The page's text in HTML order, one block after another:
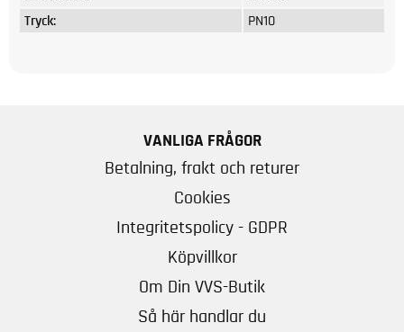
Tryck:
PN10
VANLIGA FRÅGOR
Betalning, frakt och returer
Cookies
Integritetspolicy - GDPR
Köpvillkor
Om Din VVS-Butik
Så här handlar du